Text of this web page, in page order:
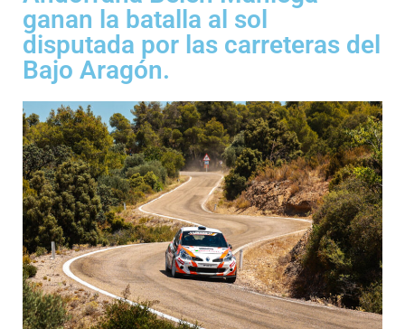
ganan la batalla al sol
disputada por las carreteras del
Bajo Aragón.